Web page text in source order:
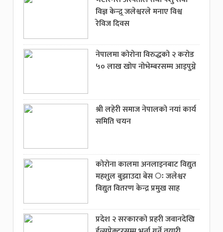
विज्ञ केन्द्र्र जलेश्वरले मनाए विश्व
रेविज दिवस
नेपालमा कोरोना विरुद्धको २ करोड
५० लाख खोप नोभेम्बरसम्म आइपुग्ने
श्री लहेरी समाज नेपालको नयां कार्य
समिति चयन
कोरोना कालमा अनलाइनबाट विद्युत
महशुल बुझाउदा बेस ः जलेश्वर
विद्युत वितरण केन्द्र प्रमुख साह
प्रदेश २ सरकारको प्रहरी जवानदेखि